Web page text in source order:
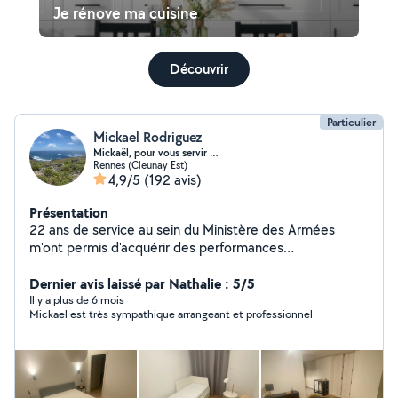
Je rénove ma cuisine
Découvrir
Particulier
Mickael Rodriguez
Mickaël, pour vous servir …
Rennes (Cleunay Est)
4,9/5 (192 avis)
Présentation
22 ans de service au sein du Ministère des Armées
m'ont permis d'acquérir des performances
métier une polyvalence avec les qualités propres au
statut qui est le nôtre. Mes compétences : petit
bricolage, peintures et finitions d'intérieur, montage de
moyennes surfaces. Je dispose de pas mal de petits
matériels de bricolage et nettoyage (karcher) mais
également d'un van 9 places pour transport de
Dernier avis laissé par Nathalie : 5/5
Il y a plus de 6 mois
Mickael est très sympathique arrangeant et professionnel